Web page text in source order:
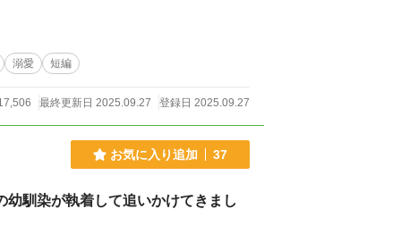
溺愛 短編
最終更新日 2025.09.27 登録日 2025.09.27
お気に入り追加 37
馴染が執着して追いかけてきまし